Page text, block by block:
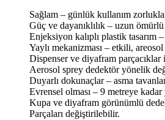
Sağlam – günlük kullanım
Güç ve dayanıklılık – uzun
Enjeksiyon kalıplı plastik tasarım
Yaylı mekanizması – etkili,
Dispenser ve diyafram parçacıklar
Aerosol sprey dedektör yönelik
Duyarlı dokunaçlar – asma
Evrensel olması – 9 metreye
Kupa ve diyafram görünümlü
Parçaları değiştirilebilir.